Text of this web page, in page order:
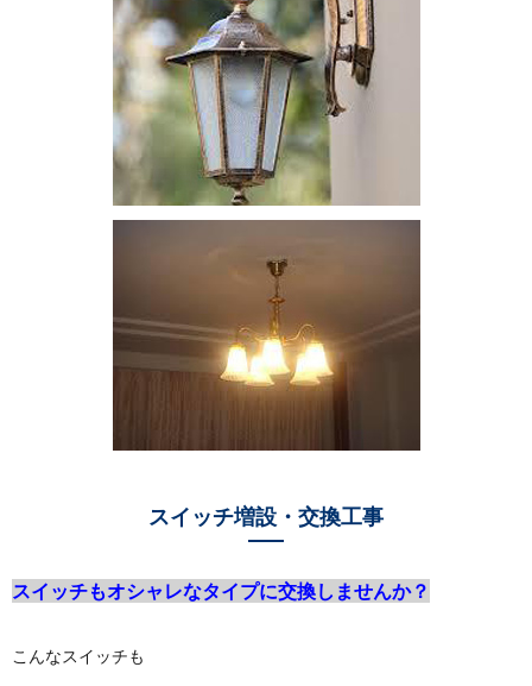
スイッチ増設・交換工事
スイッチもオシャレなタイプに交換しませんか？
こんなスイッチも